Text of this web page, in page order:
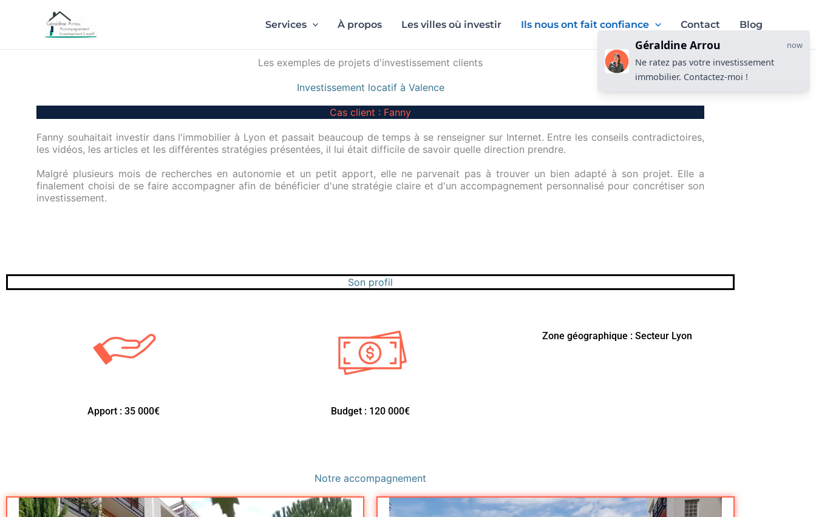
Services À propos Les villes où investir Ils nous ont fait confiance Contact Blog
Les exemples de projets d'investissement clients
Investissement locatif à Valence
Cas client : Fanny
Fanny souhaitait investir dans l'immobilier à Lyon et passait beaucoup de temps à se renseigner sur Internet. Entre les conseils contradictoires,
les vidéos, les articles et les différentes stratégies présentées, il lui était difficile de savoir quelle direction prendre.
Malgré plusieurs mois de recherches en autonomie et un petit apport, elle ne parvenait pas à trouver un bien adapté à son projet. Elle a
finalement choisi de se faire accompagner afin de bénéficier d'une stratégie claire et d'un accompagnement personnalisé pour concrétiser son
investissement.
Son profil
Apport : 35 000€ Budget : 120 000€
Zone géographique : Secteur Lyon
Notre accompagnement
Géraldine Arrou now
Ne ratez pas votre investissement
immobilier. Contactez-moi !